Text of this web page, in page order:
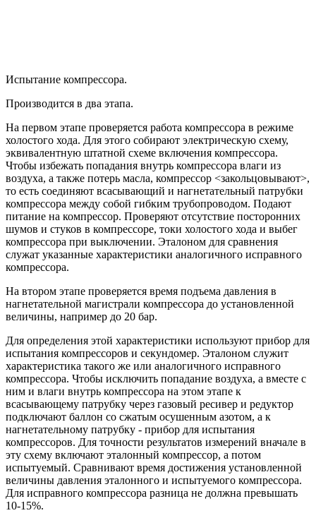
Испытание компрессора.
Производится в два этапа.
На первом этапе проверяется работа компрессора в режиме
холостого хода. Для этого собирают электрическую схему,
эквивалентную штатной схеме включения компрессора.
Чтобы избежать попадания внутрь компрессора влаги из
воздуха, а также потерь масла, компрессор <закольцовывают>,
то есть соединяют всасывающий и нагнетательный патрубки
компрессора между собой гибким трубопроводом. Подают
питание на компрессор. Проверяют отсутствие посторонних
шумов и стуков в компрессоре, токи холостого хода и выбег
компрессора при выключении. Эталоном для сравнения
служат указанные характеристики аналогичного исправного
компрессора.
На втором этапе проверяется время подъема давления в
нагнетательной магистрали компрессора до установленной
величины, например до 20 бар.
Для определения этой характеристики используют прибор для
испытания компрессоров и секундомер. Эталоном служит
характеристика такого же или аналогичного исправного
компрессора. Чтобы исключить попадание воздуха, а вместе с
ним и влаги внутрь компрессора на этом этапе к
всасывающему патрубку через газовый ресивер и редуктор
подключают баллон со сжатым осушенным азотом, а к
нагнетательному патрубку - прибор для испытания
компрессоров. Для точности результатов измерений вначале в
эту схему включают эталонный компрессор, а потом
испытуемый. Сравнивают время достижения установленной
величины давления эталонного и испытуемого компрессора.
Для исправного компрессора разница не должна превышать
10-15%.